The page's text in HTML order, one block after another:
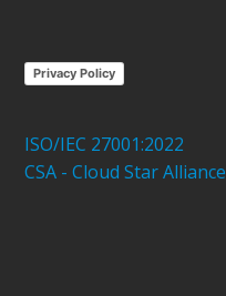
Privacy Policy
ISO/IEC 27001:2022
CSA - Cloud Star Alliance